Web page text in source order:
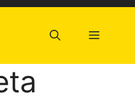
Menú